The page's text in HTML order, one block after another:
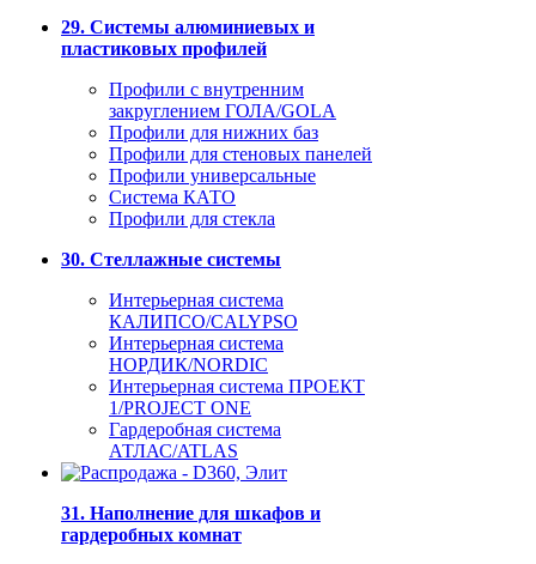
29. Системы алюминиевых и
пластиковых профилей
Профили с внутренним
закруглением ГОЛА/GOLA
Профили для нижних баз
Профили для стеновых панелей
Профили универсальные
Система КАТО
Профили для стекла
30. Стеллажные системы
Интерьерная система
КАЛИПСО/CALYPSO
Интерьерная система
НОРДИК/NORDIC
Интерьерная система ПРОЕКТ
1/PROJECT ONE
Гардеробная система
АТЛАС/ATLAS
31. Наполнение для шкафов и
гардеробных комнат